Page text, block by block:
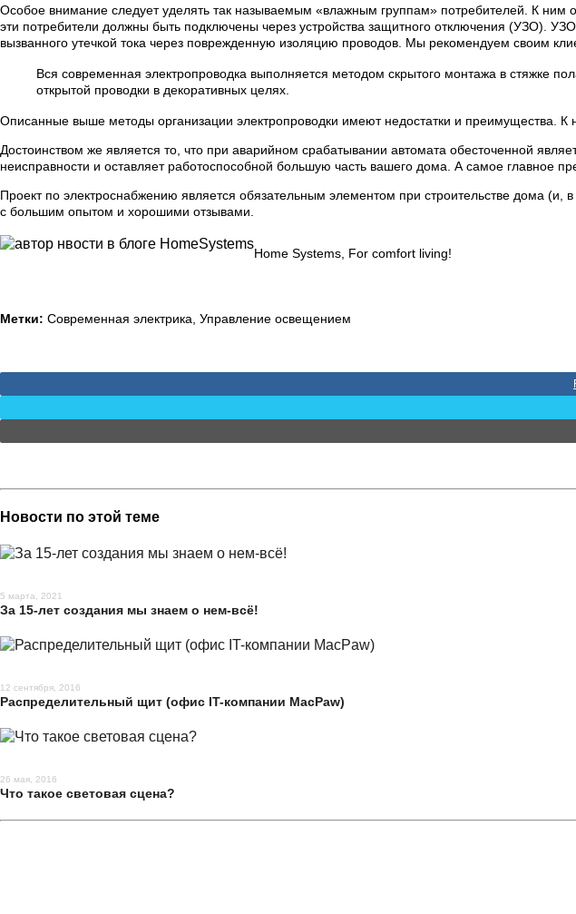
Особое внимание следует уделять так называемым «влажным группам» потребителей. К
эти потребители должны быть подключены через устройства защитного отключения (УЗО).
вызванного утечкой тока через поврежденную изоляцию проводов. Мы рекомендуем своим
Вся современная электропроводка выполняется методом скрытого монтажа в стяжке
открытой проводки в декоративных целях.
Описанные выше методы организации электропроводки имеют недостатки и преимущества.
Достоинством же является то, что при аварийном срабатывании автомата обесточенной
неисправности и оставляет работоспособной большую часть вашего дома. А самое главное
Проект по электроснабжению является обязательным элементом при строительстве дома (и, в
с большим опытом и хорошими отзывами.
Home Systems, For comfort living!
Метки: Современная электрика, Управление освещением
Новости по этой теме
5 марта, 2021
За 15-лет создания мы знаем о нем-всё!
12 сентября, 2016
Распределительный щит (офис IT-компании MacPaw)
26 мая, 2016
Что такое световая сцена?